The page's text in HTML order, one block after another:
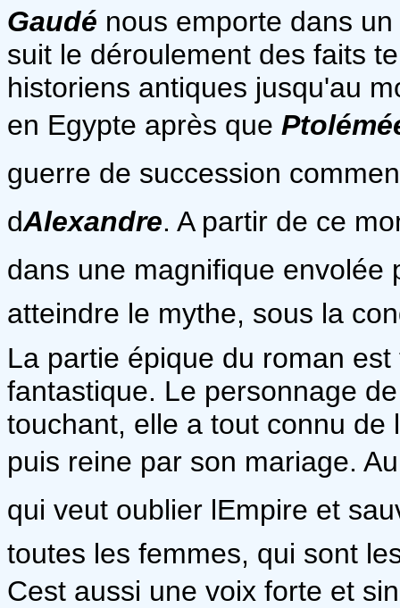
Gaudé nous emporte dans
suit le déroulement des faits
historiens antiques jusqu'au
en Egypte après que
guerre de succession
dAlexandre. A partir de ce
dans une magnifique envolée
atteindre le mythe, sous la
La partie épique du roman
fantastique. Le personnage de
touchant, elle a tout connu
puis reine par son mariage.
qui veut oublier lEmpire et
toutes les femmes, qui sont
Cest aussi une voix forte et